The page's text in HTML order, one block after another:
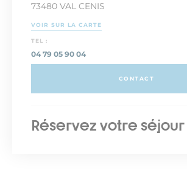
73480 VAL CENIS
VOIR SUR LA CARTE
TEL :
04 79 05 90 04
CONTACT
Réservez votre séjour